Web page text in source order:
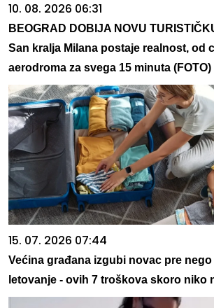
10. 08. 2026 06:31
BEOGRAD DOBIJA NOVU
San kralja Milana postaje realnost, od
aerodroma za svega 15 minuta (FOTO)
15. 07. 2026 07:44
Većina građana izgubi novac pre
letovanje - ovih 7 troškova skoro niko